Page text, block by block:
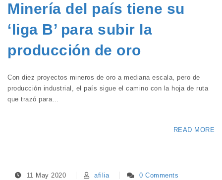
Minería del país tiene su
‘liga B’ para subir la
producción de oro
Con diez proyectos mineros de oro a mediana escala, pero de
producción industrial, el país sigue el camino con la hoja de ruta
que trazó para…
READ MORE
11 May 2020 afilia 0 Comments